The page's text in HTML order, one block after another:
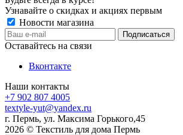
Узнавайте о скидках и акциях первым
Новости магазина
Оставайтесь на связи
Вконтакте
Наши контакты
+7 902 807 4005
textyle-yut@yandex.ru
г. Пермь, ул. Максима Горького,45
2026 © Текстиль для дома Пермь